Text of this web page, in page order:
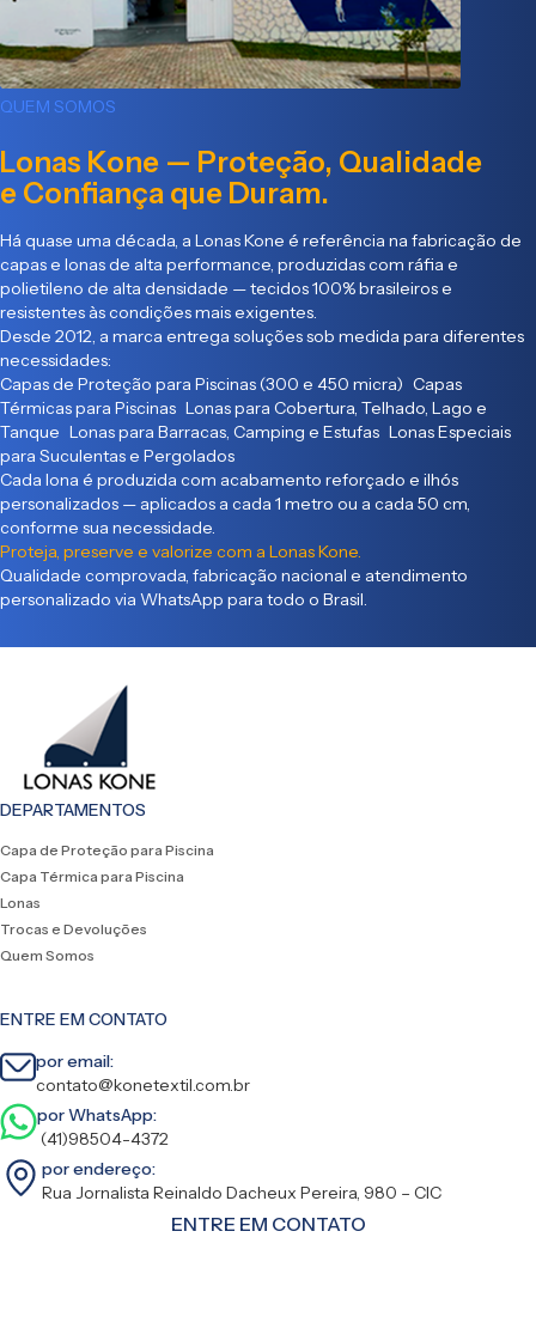
QUEM SOMOS
Lonas Kone — Proteção, Qualidade
e Confiança que Duram.
Há quase uma década, a Lonas Kone é referência na fabricação de
capas e lonas de alta performance, produzidas com ráfia e
polietileno de alta densidade — tecidos 100% brasileiros e
resistentes às condições mais exigentes.
Desde 2012, a marca entrega soluções sob medida para diferentes
necessidades:
Capas de Proteção para Piscinas (300 e 450 micra) Capas
Térmicas para Piscinas Lonas para Cobertura, Telhado, Lago e
Tanque Lonas para Barracas, Camping e Estufas Lonas Especiais
para Suculentas e Pergolados
Cada lona é produzida com acabamento reforçado e ilhós
personalizados — aplicados a cada 1 metro ou a cada 50 cm,
conforme sua necessidade.
Proteja, preserve e valorize com a Lonas Kone.
Qualidade comprovada, fabricação nacional e atendimento
personalizado via WhatsApp para todo o Brasil.
DEPARTAMENTOS
Capa de Proteção para Piscina
Capa Térmica para Piscina
Lonas
Trocas e Devoluções
Quem Somos
ENTRE EM CONTATO
por email:
contato@konetextil.com.br
por WhatsApp:
(41)98504-4372
por endereço:
Rua Jornalista Reinaldo Dacheux Pereira, 980 – CIC
ENTRE EM CONTATO